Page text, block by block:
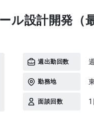
設計開発（
週出勤回数
勤務地
面談回数 1